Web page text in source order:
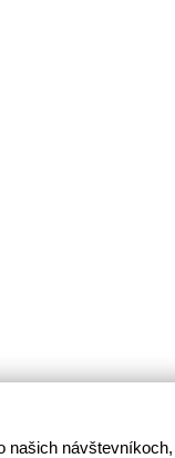
našich